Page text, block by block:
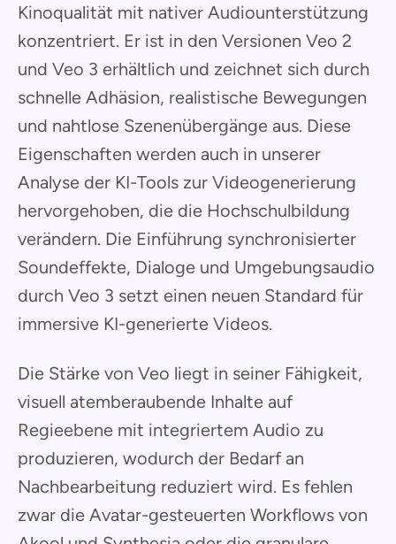
Kinoqualität mit nativer Audiounterstützung
konzentriert. Er ist in den Versionen Veo 2
und Veo 3 erhältlich und zeichnet sich durch
schnelle Adhäsion, realistische Bewegungen
und nahtlose Szenenübergänge aus. Diese
Eigenschaften werden auch in unserer
Analyse der KI-Tools zur Videogenerierung
hervorgehoben, die die Hochschulbildung
verändern. Die Einführung synchronisierter
Soundeffekte, Dialoge und Umgebungsaudio
durch Veo 3 setzt einen neuen Standard für
immersive KI-generierte Videos.
Die Stärke von Veo liegt in seiner Fähigkeit,
visuell atemberaubende Inhalte auf
Regieebene mit integriertem Audio zu
produzieren, wodurch der Bedarf an
Nachbearbeitung reduziert wird. Es fehlen
zwar die Avatar-gesteuerten Workflows von